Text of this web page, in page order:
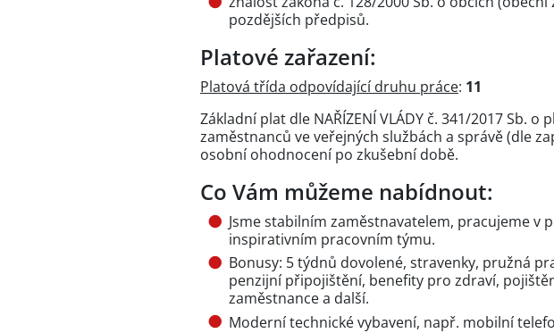
pozdějších předpisů.
Platové zařazení:
Platová třída odpovídající druhu práce: 11
Základní plat dle NAŘÍZENÍ VLÁDY č. 341/2017 Sb. o
zaměstnanců ve veřejných službách a správě (dle
osobní ohodnocení po zkušební době.
Co Vám můžeme nabídnout:
Jsme stabilním zaměstnavatelem, pracujeme v
inspirativním pracovním týmu.
Bonusy: 5 týdnů dovolené, stravenky, pružná
penzijní připojištění, benefity pro zdraví,
zaměstnance a další.
Moderní technické vybavení, např. mobilní